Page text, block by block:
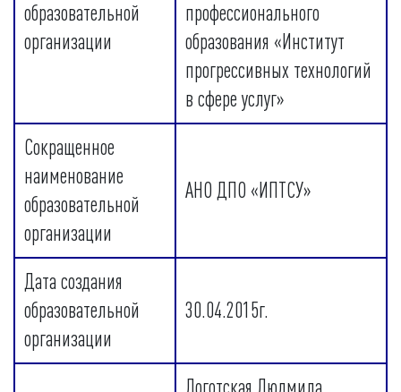
образовательной
организации
профессионального
образования «Институт
прогрессивных технологий
в сфере услуг»
Сокращенное
наименование
образовательной
организации
АНО ДПО «ИПТСУ»
Дата создания
образовательной
организации
30.04.2015г.
Логотская Людмила